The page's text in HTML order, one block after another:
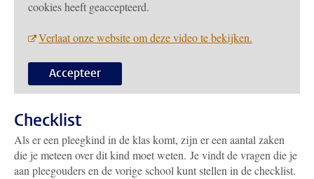
cookies heeft geaccepteerd.
Verlaat onze website om deze video te bekijken.
Accepteer
Checklist
Als er een pleegkind in de klas komt, zijn er een aantal zaken
die je meteen over dit kind moet weten. Je vindt de vragen die je
aan pleegouders en de vorige school kunt stellen in de checklist.